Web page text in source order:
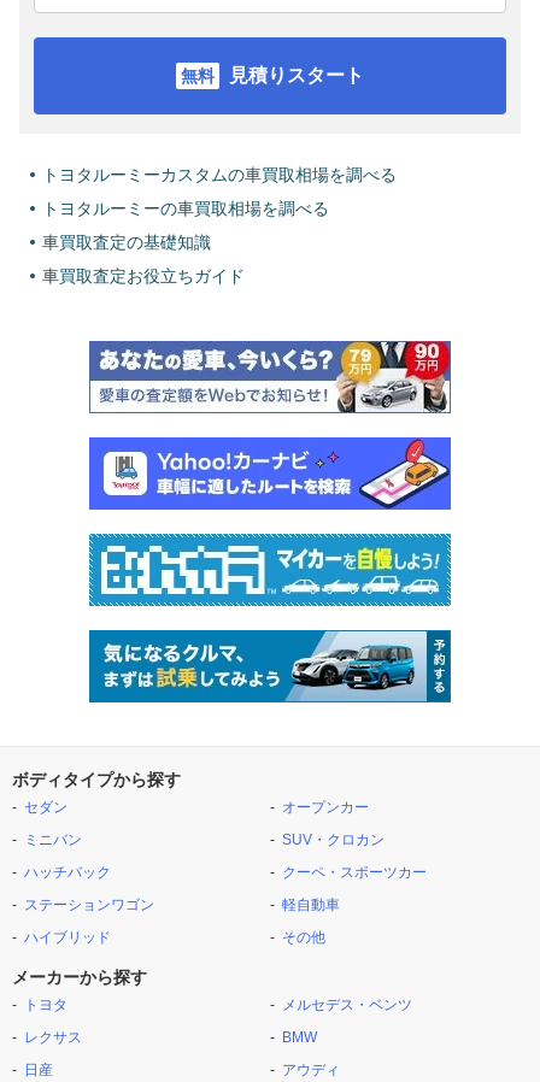
見積りスタート
トヨタルーミーカスタムの車買取相場を調べる
トヨタルーミーの車買取相場を調べる
車買取査定の基礎知識
車買取査定お役立ちガイド
ボディタイプから探す
セダン
ミニバン
ハッチバック
ステーションワゴン
ハイブリッド
オープンカー
SUV・クロカン
クーペ・スポーツカー
軽自動車
その他
メーカーから探す
トヨタ
レクサス
日産
メルセデス・ベンツ
BMW
アウディ